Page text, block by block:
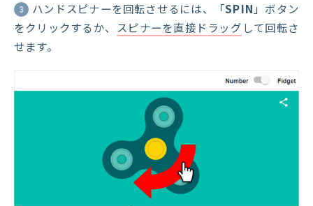
3 ハンドスピナーを回転させるには、「SPIN 」ボタン
をクリックするか、 スピナーを直接ドラッグ して回転さ
せます。